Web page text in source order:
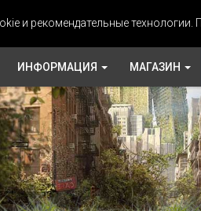
и рекомендательные технологии.
ИНФОРМАЦИЯ МАГАЗИН